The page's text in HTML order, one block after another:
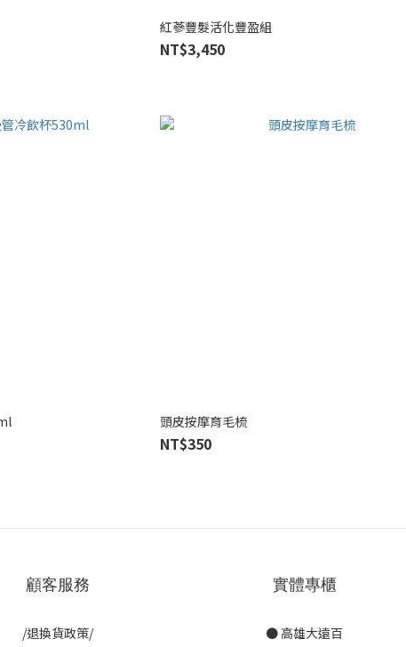
紅蔘豐髮活化豐盈組
NT$3,450
頭皮按摩育毛梳
NT$350
顧客服務
/退換貨政策/
實體專櫃
● 高雄大遠百